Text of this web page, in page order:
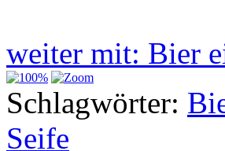
weiter mit: Bier
Schlagwörter:
Seife